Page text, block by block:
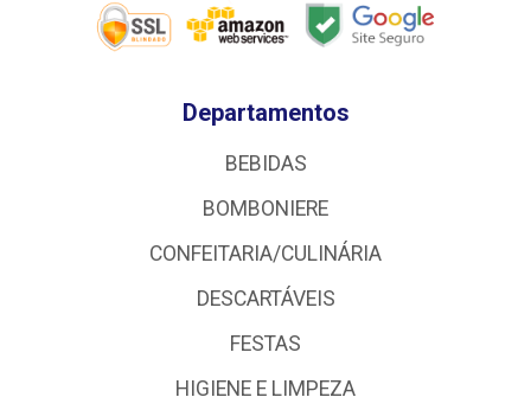
Departamentos
BEBIDAS
BOMBONIERE
CONFEITARIA/CULINÁRIA
DESCARTÁVEIS
FESTAS
HIGIENE E LIMPEZA